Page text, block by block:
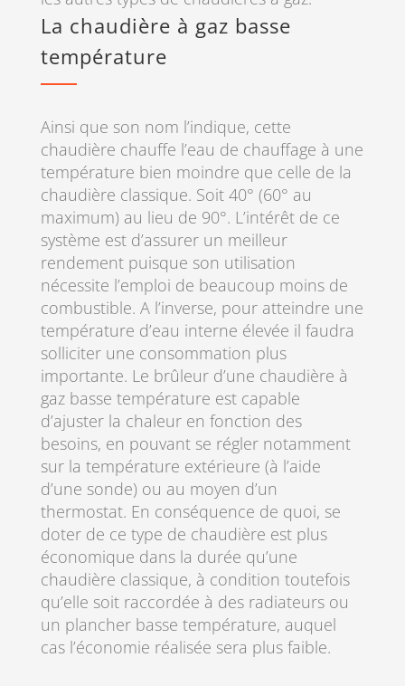
La chaudière à gaz basse
température
Ainsi que son nom l’indique, cette
chaudière chauffe l’eau de chauffage à une
température bien moindre que celle de la
chaudière classique. Soit 40° (60° au
maximum) au lieu de 90°. L’intérêt de ce
système est d’assurer un meilleur
rendement puisque son utilisation
nécessite l’emploi de beaucoup moins de
combustible. A l’inverse, pour atteindre une
température d’eau interne élevée il faudra
solliciter une consommation plus
importante. Le brûleur d’une chaudière à
gaz basse température est capable
d’ajuster la chaleur en fonction des
besoins, en pouvant se régler notamment
sur la température extérieure (à l’aide
d’une sonde) ou au moyen d’un
thermostat. En conséquence de quoi, se
doter de ce type de chaudière est plus
économique dans la durée qu’une
chaudière classique, à condition toutefois
qu’elle soit raccordée à des radiateurs ou
un plancher basse température, auquel
cas l’économie réalisée sera plus faible.